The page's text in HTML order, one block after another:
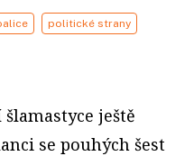
politické strany
ještě
se pouhých šest